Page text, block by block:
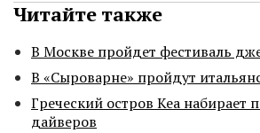
Читайте также
В Москве пройдет фестиваль
В «Сыроварне» пройдут
Греческий остров Кеа набирает
дайверов